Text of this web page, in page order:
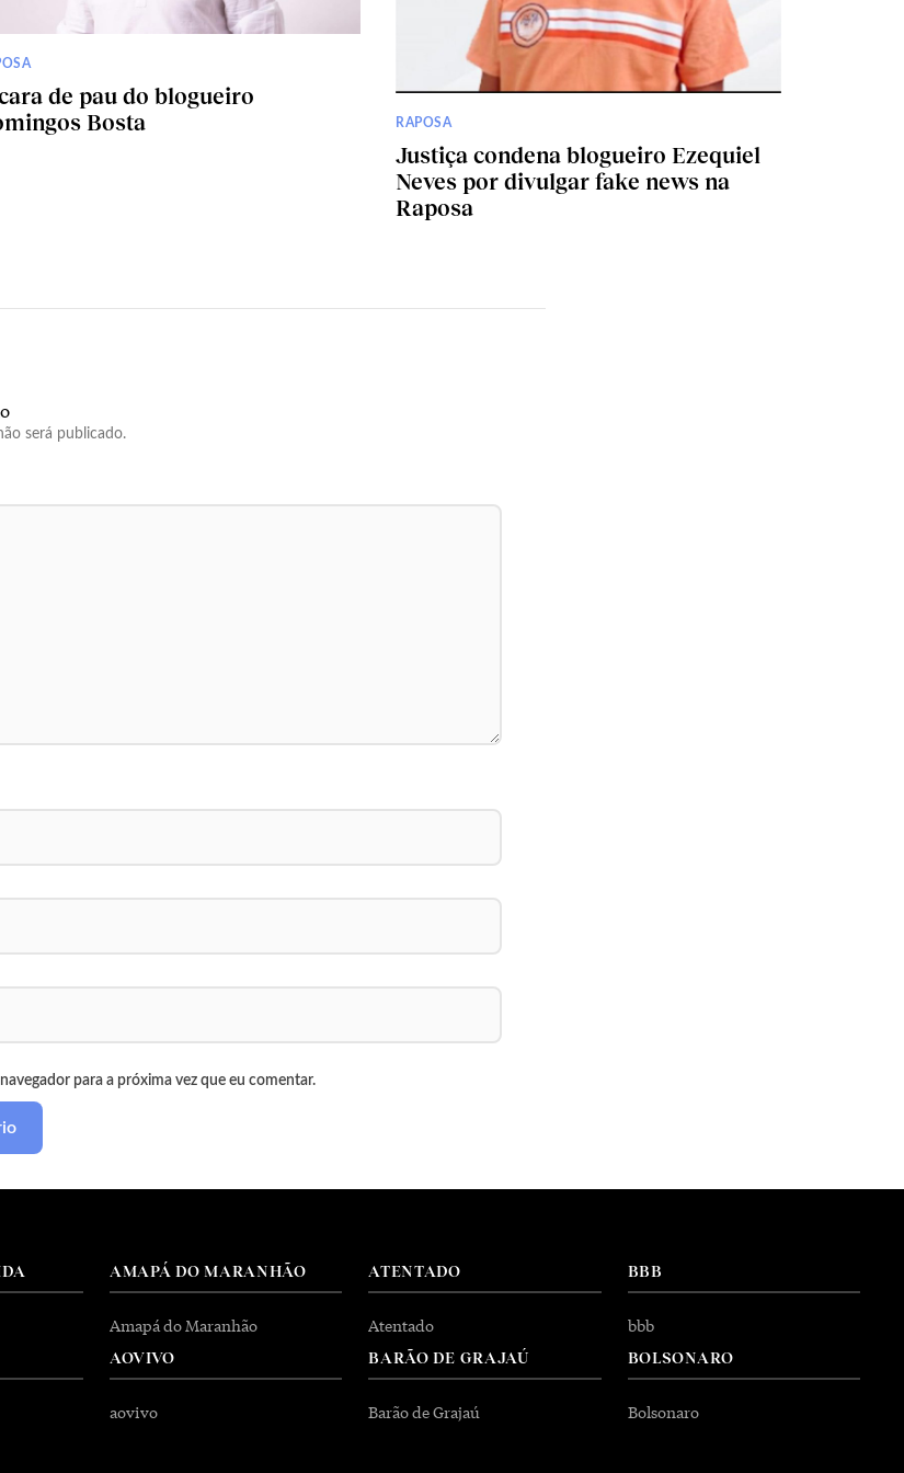
de pau do blogueiro
Bosta
RAPOSA
Justiça condena blogueiro Ezequiel
Neves por divulgar fake news na
Raposa
será publicado.
para a próxima vez que eu comentar.
AMAPÁ DO MARANHÃO
Amapá do Maranhão
AOVIVO
aovivo
ATENTADO
Atentado
BARÃO DE GRAJAÚ
Barão de Grajaú
BBB
bbb
BOLSONARO
Bolsonaro